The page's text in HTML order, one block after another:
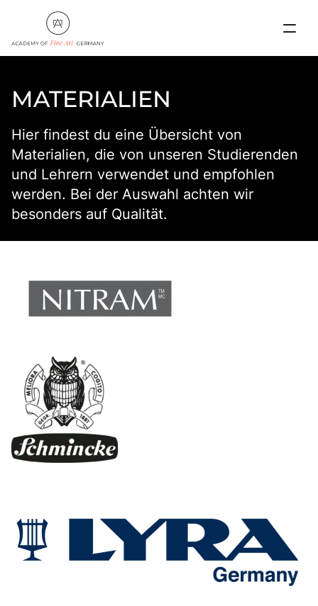
AKADEMIE
AUSBILDUNGSGÄNGE
GALERIE
BLOG
FAQ
KONTAKT
MATERIALIEN
Hier findest du eine Übersicht von
Materialien, die von unseren Studierenden
und Lehrern verwendet und empfohlen
werden. Bei der Auswahl achten wir
besonders auf Qualität.